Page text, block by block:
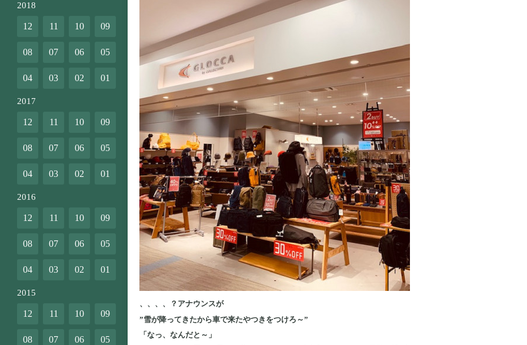
、、、、？アナウンスが
”雪が降ってきたから車で来たやつきをつけろ～”
「なっ、なんだと～」
2018
12 11 10 09
08 07 06 05
04 03 02 01
2017
12 11 10 09
08 07 06 05
04 03 02 01
2016
12 11 10 09
08 07 06 05
04 03 02 01
2015
12 11 10 09
08 07 06 05